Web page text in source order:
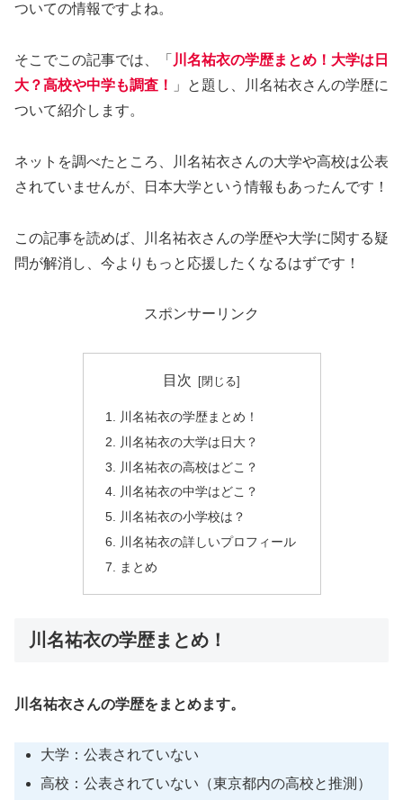
ついての情報ですよね。
そこでこの記事では、「 川名祐衣の学歴まとめ！大学は日
大？高校や中学も調査！
」と題し、川名祐衣さんの学歴に
ついて紹介します。
ネットを調べたところ、川名祐衣さんの大学や高校は公表
されていませんが、日本大学という情報もあったんです！
この記事を読めば、川名祐衣さんの学歴や大学に関する疑
問が解消し、今よりもっと応援したくなるはずです！
スポンサーリンク
目次
川名祐衣の学歴まとめ！
川名祐衣の大学は日大？
川名祐衣の高校はどこ？
川名祐衣の中学はどこ？
川名祐衣の小学校は？
川名祐衣の詳しいプロフィール
まとめ
川名祐衣の学歴まとめ！
川名祐衣さんの学歴をまとめます。
大学：公表されていない
高校：公表されていない（東京都内の高校と推測）